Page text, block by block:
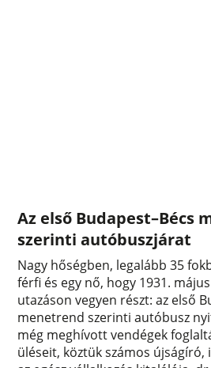
Az első Budapest–Bécs
szerinti autóbuszjárat
Nagy hőségben, legalább 35
férfi és egy nő, hogy 1931.
utazáson vegyen részt: az első
menetrend szerinti autóbusz
még meghívott vendégek
üléseit, köztük számos